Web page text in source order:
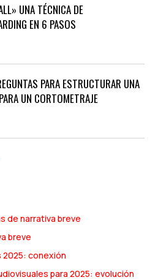
UNA TÉCNICA DE
EN 6 PASOS
PARA ESTRUCTURAR UNA
UN CORTOMETRAJE
de narrativa breve
breve
conexión
para 2025: evolución